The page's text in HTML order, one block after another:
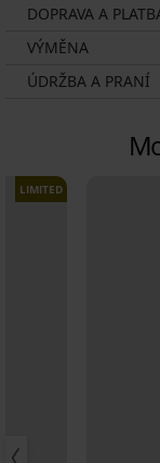
DOPRAVA A
VÝMĚNA
ÚDRŽBA A PRANÍ
LIMITED